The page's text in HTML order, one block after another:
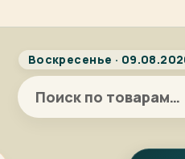
Воскресенье ·
Искать: